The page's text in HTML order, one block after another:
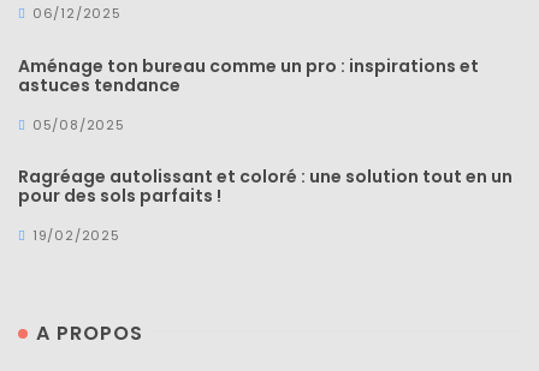
06/12/2025
Aménage ton bureau comme un pro : inspirations et
astuces tendance
05/08/2025
Ragréage autolissant et coloré : une solution tout en un
pour des sols parfaits !
19/02/2025
A PROPOS